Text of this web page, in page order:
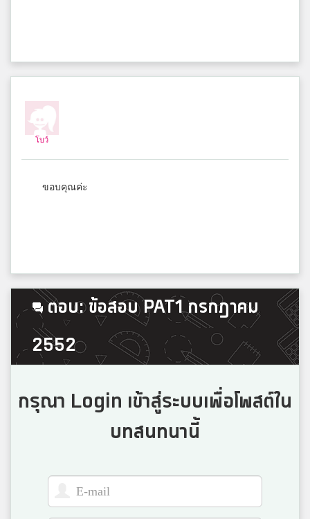
ออม
สารสาสน์วิเทศรังสิต
มายด์
โรงเรียนสตรีวัดมหาพฤฒาราม ในพระบรมราชินูป
เสนา\"เสนาประสิทธิ์\"
CHOMPU
โรงเรียนรัตนโกสินทร์สมโภชบางเขน
หลิง
สามัคคีวิทยาคม
โบว์
ขอบคุณค่ะ
ตอบ: ข้อสอบ PAT1 กรกฎาคม
2552
กรุณา Login เข้าสู่ระบบเพื่อโพสต์ใน
บทสนทนานี้